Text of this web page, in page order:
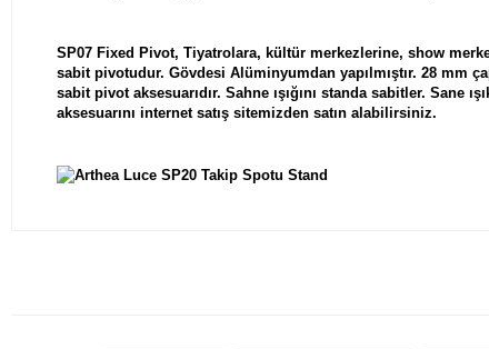
SP07 Fixed Pivot, Tiyatrolara, kültür merkezlerine, show
sabit pivotudur. Gövdesi Alüminyumdan yapılmıştır. 28 mm
sabit pivot aksesuarıdır. Sahne ışığını standa sabitler. Sane
aksesuarını internet satış sitemizden satın alabilirsiniz.